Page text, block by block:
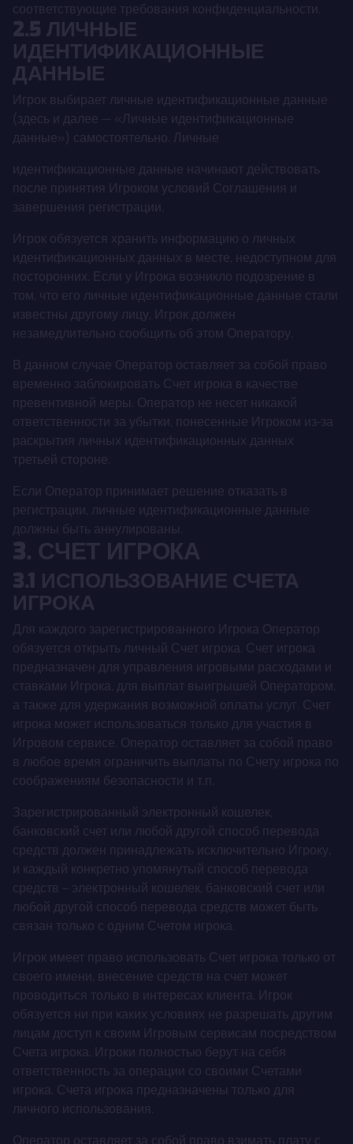
соответствующие требования конфиденциальности.
2.5 ЛИЧНЫЕ
ИДЕНТИФИКАЦИОННЫЕ
ДАННЫЕ
Игрок выбирает личные идентификационные данные
(здесь и далее — «Личные идентификационные
данные») самостоятельно. Личные
идентификационные данные начинают действовать
после принятия Игроком условий Соглашения и
завершения регистрации.
Игрок обязуется хранить информацию о личных
идентификационных данных в месте, недоступном для
посторонних. Если у Игрока возникло подозрение в
том, что его личные идентификационные данные стали
известны другому лицу, Игрок должен
незамедлительно сообщить об этом Оператору.
В данном случае Оператор оставляет за собой право
временно заблокировать Счет игрока в качестве
превентивной меры. Оператор не несет никакой
ответственности за убытки, понесенные Игроком из-за
раскрытия личных идентификационных данных
третьей стороне.
Если Оператор принимает решение отказать в
регистрации, личные идентификационные данные
должны быть аннулированы.
3. СЧЕТ ИГРОКА
3.1 ИСПОЛЬЗОВАНИЕ СЧЕТА
ИГРОКА
Для каждого зарегистрированного Игрока Оператор
обязуется открыть личный Счет игрока. Счет игрока
предназначен для управления игровыми расходами и
ставками Игрока, для выплат выигрышей Оператором,
а также для удержания возможной оплаты услуг. Счет
игрока может использоваться только для участия в
Игровом сервисе. Оператор оставляет за собой право
в любое время ограничить выплаты по Счету игрока по
соображениям безопасности и т.п.
Зарегистрированный электронный кошелек,
банковский счет или любой другой способ перевода
средств должен принадлежать исключительно Игроку,
и каждый конкретно упомянутый способ перевода
средств – электронный кошелек, банковский счет или
любой другой способ перевода средств может быть
связан только с одним Счетом игрока.
Игрок имеет право использовать Счет игрока только от
своего имени, внесение средств на счет может
проводиться только в интересах клиента. Игрок
обязуется ни при каких условиях не разрешать другим
лицам доступ к своим Игровым сервисам посредством
Счета игрока. Игроки полностью берут на себя
ответственность за операции со своими Счетами
игрока. Счета игрока предназначены только для
личного использования.
Оператор оставляет за собой право взимать плату с